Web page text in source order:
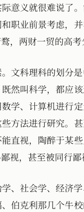
意义就很难说了
职业前景考虑，
，两财一贸的高考
文科理科的划分
然叫科学，都应
学、计算机进行
方法进行研究。
直视，陶醉于
视，甚至被同行鄙
、社会学、经济
伯克利那几个牛